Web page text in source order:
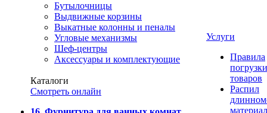
Бутылочницы
Выдвижные корзины
Выкатные колонны и пеналы
Угловые механизмы
Шеф-центры
Аксессуары и комплектующие
Каталоги
Смотреть онлайн
Услуги
Правила
погрузки
товаров
Распил